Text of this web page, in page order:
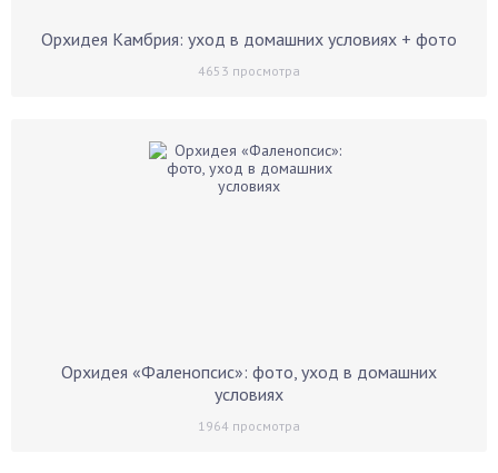
Орхидея Камбрия: уход в домашних условиях + фото
4653 просмотра
Орхидея «Фаленопсис»: фото, уход в домашних
условиях
1964 просмотра